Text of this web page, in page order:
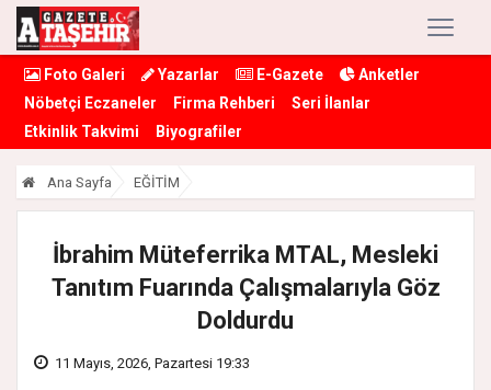
Foto Galeri Yazarlar E-Gazete
Anketler
Nöbetçi Eczaneler
Firma Rehberi
Seri İlanlar
Etkinlik Takvimi
Biyografiler
Ana Sayfa EĞİTİM
İbrahim Müteferrika MTAL, Mesleki
Tanıtım Fuarında Çalışmalarıyla Göz
Doldurdu
11 Mayıs, 2026, Pazartesi 19:33